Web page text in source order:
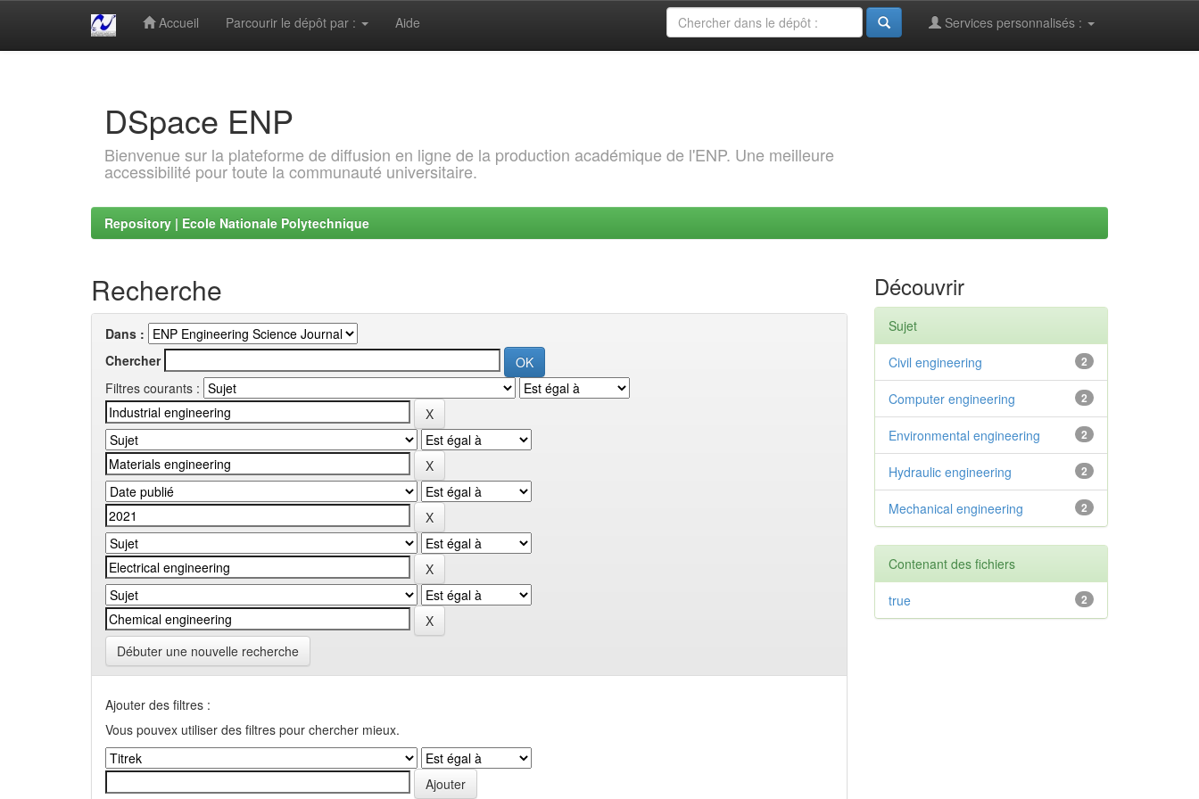
Accueil Parcourir le dépôt par : Aide Services personnalisés :
DSpace ENP
Bienvenue sur la plateforme de diffusion en ligne de la production académique de l'ENP. Une meilleure
accessibilité pour toute la communauté universitaire.
Repository | Ecole Nationale Polytechnique
Recherche
Dans :
Chercher
Filtres courants :
Débuter une nouvelle recherche
Ajouter des filtres :
Vous pouvex utiliser des filtres pour chercher mieux.
Découvrir
Sujet
2
Civil engineering
2
Computer engineering
2
Environmental engineering
2
Hydraulic engineering
2
Mechanical engineering
Contenant des fichiers
2
true